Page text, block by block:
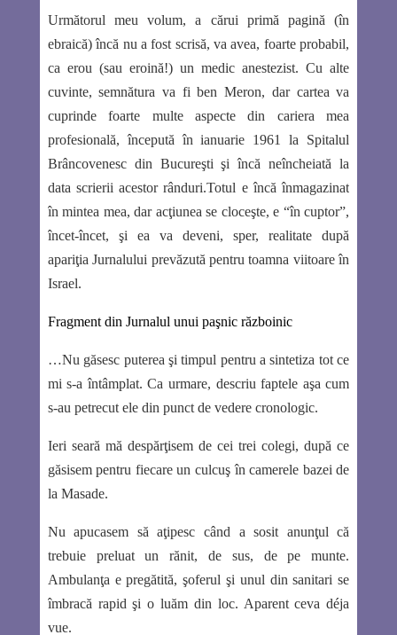
Următorul meu volum, a cărui primă pagină (în
ebraică) încă nu a fost scrisă, va avea, foarte probabil,
ca erou (sau eroină!) un medic anestezist. Cu alte
cuvinte, semnătura va fi ben Meron, dar cartea va
cuprinde foarte multe aspecte din cariera mea
profesională, începută în ianuarie 1961 la Spitalul
Brâncovenesc din Bucureşti şi încă neîncheiată la
data scrierii acestor rânduri.Totul e încă înmagazinat
în mintea mea, dar acţiunea se cloceşte, e “în cuptor”,
încet-încet, şi ea va deveni, sper, realitate după
apariţia Jurnalului prevăzută pentru toamna viitoare în
Israel.
Fragment din Jurnalul unui paşnic războinic
…Nu găsesc puterea şi timpul pentru a sintetiza tot ce
mi s-a întâmplat. Ca urmare, descriu faptele aşa cum
s-au petrecut ele din punct de vedere cronologic.
Ieri seară mă despărţisem de cei trei colegi, după ce
găsisem pentru fiecare un culcuş în camerele bazei de
la Masade.
Nu apucasem să aţipesc când a sosit anunţul că
trebuie preluat un rănit, de sus, de pe munte.
Ambulanţa e pregătită, şoferul şi unul din sanitari se
îmbracă rapid şi o luăm din loc. Aparent ceva déja
vue.